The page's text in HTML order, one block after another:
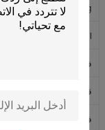
vacuum-cooling نظام
الغذاء فراغ تبريد
فراغ معدات التبريد
قبل وحدة التبريد
فليك آلة ثلج